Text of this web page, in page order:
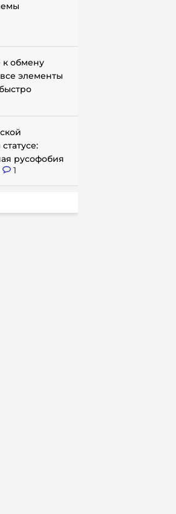
к обмену
элементы
русофобия
1